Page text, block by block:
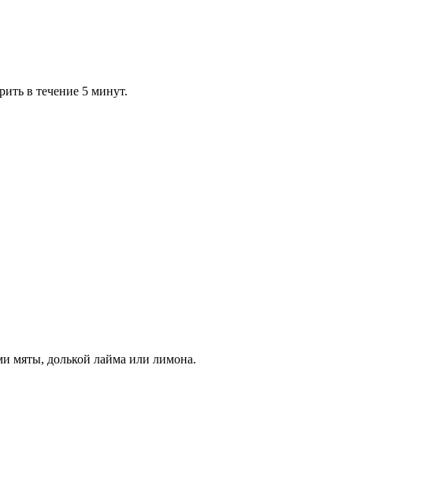
в течение 5 минут.
мяты, долькой лайма или лимона.